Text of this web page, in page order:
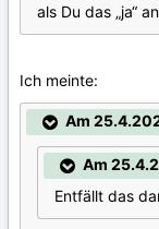
als Du das „ja“
Ich meinte:
Am
Am
Entfällt das